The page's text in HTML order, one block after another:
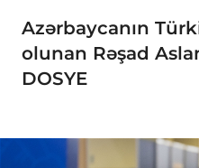
Azərbaycanın
olunan Rəşad
DOSYE